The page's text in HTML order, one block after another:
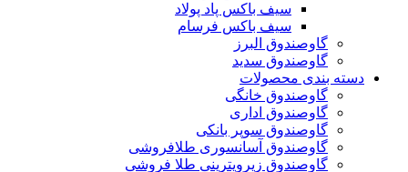
سیف باکس پاد پولاد
سیف باکس فرسام
گاوصندوق البرز
گاوصندوق سدید
دسته بندی محصولات
گاوصندوق خانگی
گاوصندوق اداری
گاوصندوق سوپر بانکی
گاوصندوق آسانسوری طلافروشی
گاوصندوق زیرویترینی طلا فروشی